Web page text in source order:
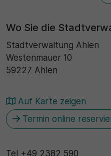
Wo Sie die
Stadtverwaltung Ahlen
Westenmauer 10
59227 Ahlen
Auf Karte zeigen
Termin online
Tel +49 2382 590
Anbieter
Cookie Consent / Ahlen
1 Jahr
Dieser Wert speichert Ihre
Laufzeit
1 Jahr
Zweck
wie die eindeutige